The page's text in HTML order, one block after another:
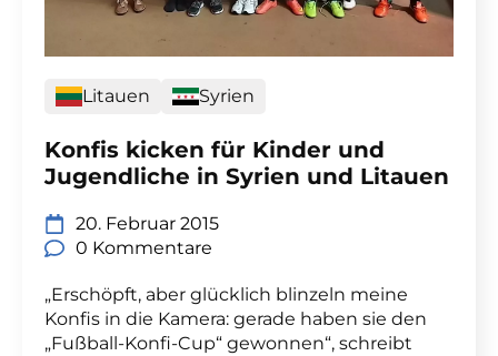
Litauen Syrien
Konfis kicken für Kinder und
Jugendliche in Syrien und Litauen
20. Februar 2015
0 Kommentare
„Erschöpft, aber glücklich blinzeln meine
Konfis in die Kamera: gerade haben sie den
„Fußball-Konfi-Cup“ gewonnen“, schreibt